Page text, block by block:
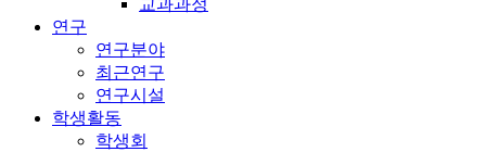
연구
연구분야
최근연구
연구시설
학생활동
학생회